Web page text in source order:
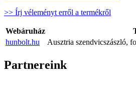
>> Írj véleményt erről a termékről
Webáruház
hunbolt.hu
Ausztria szendvicszászló,
Partnereink